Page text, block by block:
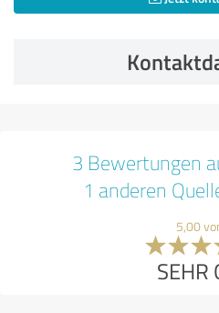
3 Bewertungen
1 anderen
5,00
SEHR